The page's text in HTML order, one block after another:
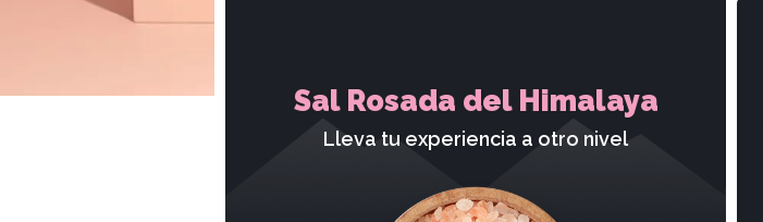
Sal Rosada del Himalaya
Lleva tu experiencia a otro nivel